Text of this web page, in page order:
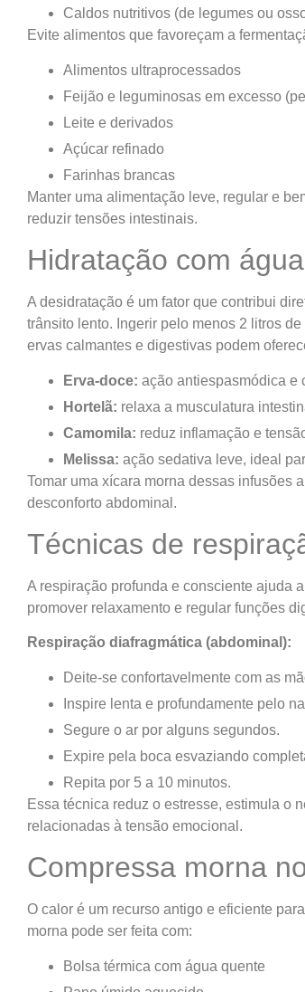
Caldos nutritivos (de legumes ou
Evite alimentos que favoreçam a
Alimentos ultraprocessados
Feijão e leguminosas em excesso
Leite e derivados
Açúcar refinado
Farinhas brancas
Manter uma alimentação leve, regular e
reduzir tensões intestinais.
Hidratação com
A desidratação é um fator que contribui
trânsito lento. Ingerir pelo menos 2 litros
ervas calmantes e digestivas podem
Erva-doce: ação antiespasmódica e
Hortelã: relaxa a musculatura
Camomila: reduz inflamação e
Melissa: ação sedativa leve, ideal
Tomar uma xícara morna dessas infusões
desconforto abdominal.
Técnicas de
A respiração profunda e consciente ajuda
promover relaxamento e regular funções
Respiração diafragmática (abdominal):
Deite-se confortavelmente com as
Inspire lenta e profundamente pelo
Segure o ar por alguns segundos.
Expire pela boca esvaziando
Repita por 5 a 10 minutos.
Essa técnica reduz o estresse, estimula o
relacionadas à tensão emocional.
Compressa morna
O calor é um recurso antigo e eficiente
morna pode ser feita com:
Bolsa térmica com água quente